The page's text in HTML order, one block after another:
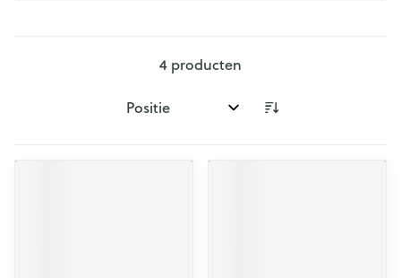
4 producten
Sorteer op: